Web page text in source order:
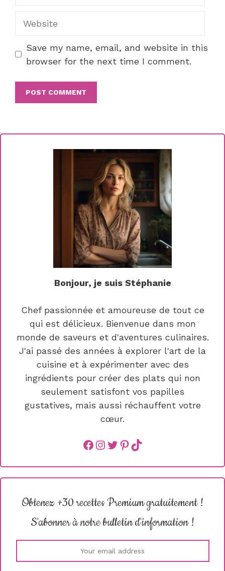
Save my name, email, and website in this
browser for the next time I comment.
Bonjour, je suis Stéphanie
Chef passionnée et amoureuse de tout ce
qui est délicieux. Bienvenue dans mon
monde de saveurs et d'aventures culinaires.
J'ai passé des années à explorer l'art de la
cuisine et à expérimenter avec des
ingrédients pour créer des plats qui non
seulement satisfont vos papilles
gustatives, mais aussi réchauffent votre
cœur.
Facebook
instagram
Twitter
Pinterest
TikTok
Obtenez +30 recettes Premium gratuitement !
S'abonner à notre bulletin d'information !